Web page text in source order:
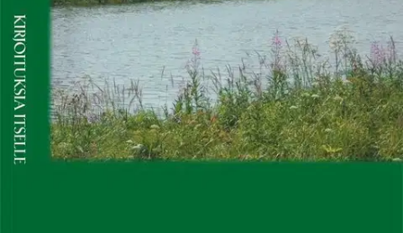
KIRJOITUKSIA ITSELLE Terapeuttinen päiväkirjaprosessi ”Olen
ennenkin nähnyt unia, joissa liikun kerrostalossa (hissillä
useimmiten) enkä millään tahdo löytää oikeaa (=asuntoni) kerrosta!
Nyt tämän yön unen jälkeen vasta tajusin: symboloiko tämä omaa
etsintääni, omia tetoisuuden kerroksiani, sitä että yhä jokin on
hukassa?” Kirjassa psykologi ja työnohjaaja Eeva Reinilä-Haikonen
käsitteelee kokemaansa monikymmenvuotista luontaista
itseanalyysiä.Prosessi tapahtui kirjoittamalla ja tunteet kohtaamalla.
Kirja sisältää omakohtaisen osuuden päiväkirjamerkintöineen.
Kirjoituksia itselle soveltuu kirjallisuusterapeuttien ja alan